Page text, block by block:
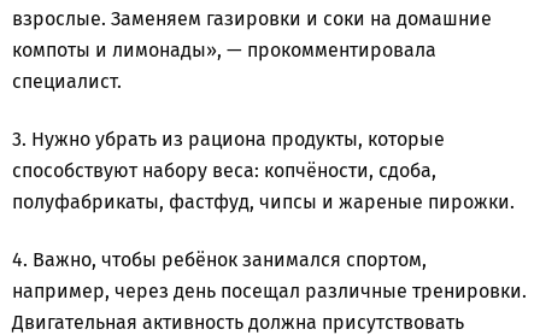
взрослые. Заменяем газировки и соки на домашние
компоты и лимонады», — прокомментировала
специалист.
3. Нужно убрать из рациона продукты, которые
способствуют набору веса: копчёности, сдоба,
полуфабрикаты, фастфуд, чипсы и жареные пирожки.
4. Важно, чтобы ребёнок занимался спортом,
например, через день посещал различные тренировки.
Двигательная активность должна присутствовать